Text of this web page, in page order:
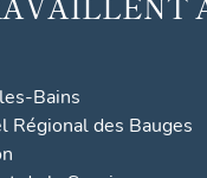
Bains
Régional des Bauges